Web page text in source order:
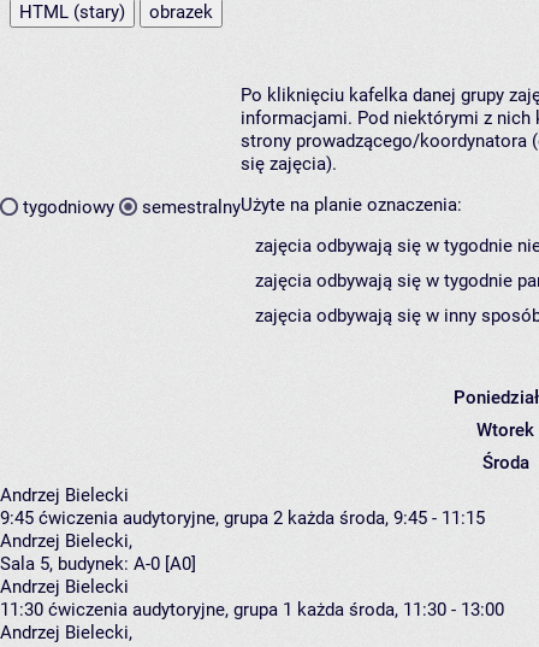
HTML (stary)
obrazek
tygodniowy semestralny
Po kliknięciu kafelka danej grupy
informacjami. Pod niektórymi z nich
strony prowadzącego/koordynatora
się zajęcia).
Użyte na planie oznaczenia:
zajęcia odbywają się w tygodnie
zajęcia odbywają się w tygodnie
zajęcia odbywają się w inny
Wtorek
Środa
Andrzej Bielecki
9:45 ćwiczenia audytoryjne, grupa 2 każda środa, 9:45 - 11:15
Andrzej Bielecki,
Sala 5, budynek: A-0 [A0]
Andrzej Bielecki
11:30 ćwiczenia audytoryjne, grupa 1 każda środa, 11:30 - 13:00
Andrzej Bielecki,